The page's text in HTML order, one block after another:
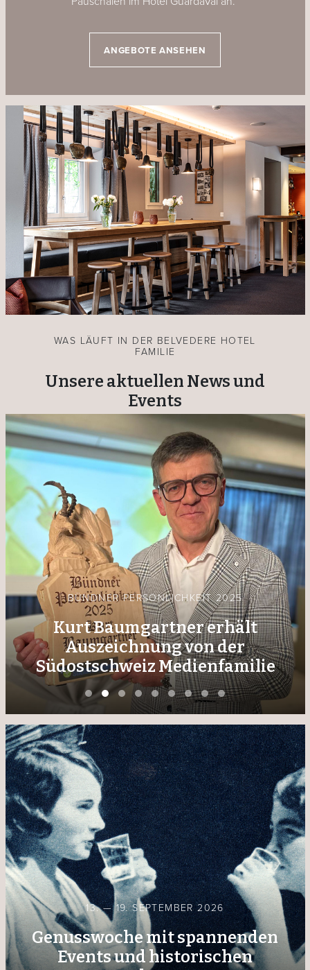
ANGEBOTE ANSEHEN
WAS LÄUFT IN DER BELVEDERE HOTEL
FAMILIE
Unsere aktuellen News und
Events
BÜNDNER PERSÖNLICHKEIT 2025
Kurt Baumgartner erhält
Auszeichnung von der
Südostschweiz Medienfamilie
13. — 19. SEPTEMBER 2026
Genusswoche mit spannenden
Events und historischen